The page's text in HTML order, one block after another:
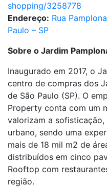
shopping/3258778
Endereço: Rua
Paulo – SP
Sobre o Jardim
Inaugurado em 2017, o
centro de compras dos
de São Paulo (SP). O
Property conta com um
valorizam a
urbano, sendo uma
mais de 18 mil m2 de
distribuídos em cinco
Rooftop com
região.